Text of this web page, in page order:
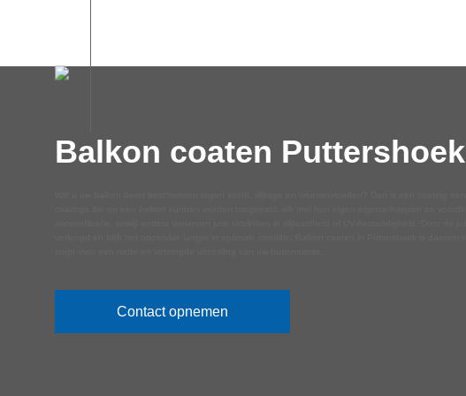
Balkon coaten Puttershoek
Contact opnemen